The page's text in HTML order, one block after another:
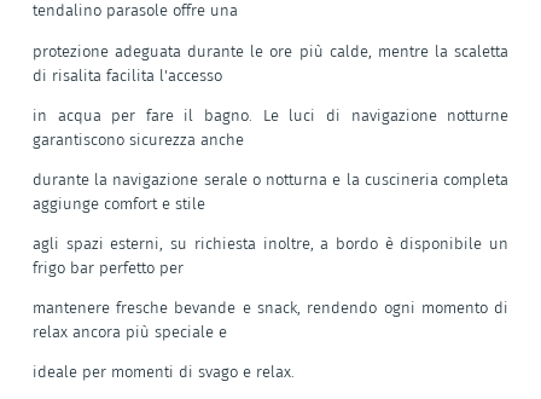
tendalino parasole offre una
protezione adeguata durante le ore più calde, mentre la scaletta
di risalita facilita l'accesso
in acqua per fare il bagno. Le luci di navigazione notturne
garantiscono sicurezza anche
durante la navigazione serale o notturna e la cuscineria completa
aggiunge comfort e stile
agli spazi esterni, su richiesta inoltre, a bordo è disponibile un
frigo bar perfetto per
mantenere fresche bevande e snack, rendendo ogni momento di
relax ancora più speciale e
ideale per momenti di svago e relax.